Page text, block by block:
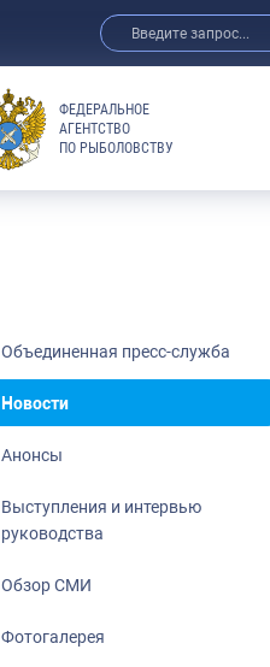
ФЕДЕРАЛЬНОЕ
АГЕНТСТВО
ПО РЫБОЛОВСТВУ
Объединенная пресс-служба
Новости
Анонсы
Выступления и интервью
руководства
Обзор СМИ
Фотогалерея